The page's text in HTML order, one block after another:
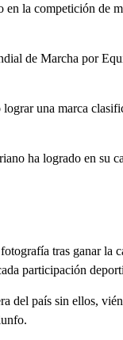
la competición de
de Marcha por
una marca
ha logrado en su
tras ganar la
participación
del país sin ellos,